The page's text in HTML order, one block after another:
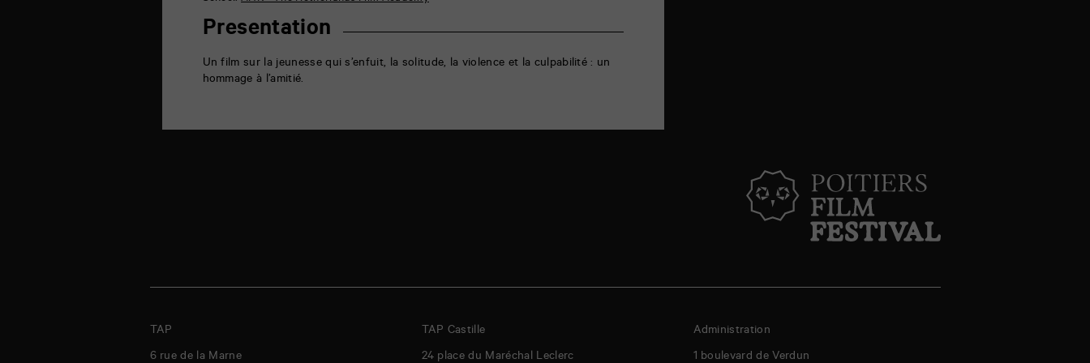
Presentation
Un film sur la jeunesse qui s’enfuit, la solitude, la violence et la culpabilité : un
hommage à l’amitié.
TAP
6 rue de la Marne
TAP Castille
24 place du Maréchal Leclerc
Administration
1 boulevard de Verdun